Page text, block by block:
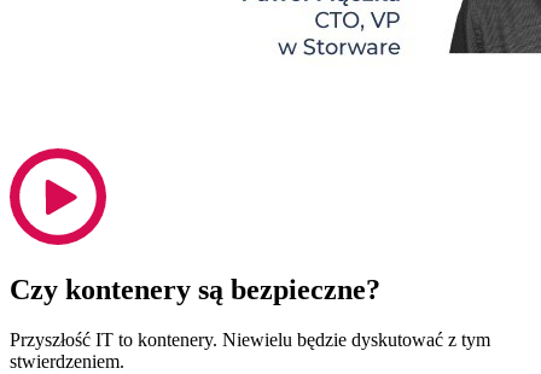
Czy kontenery są bezpieczne?
Przyszłość IT to kontenery. Niewielu będzie dyskutować z tym
stwierdzeniem.